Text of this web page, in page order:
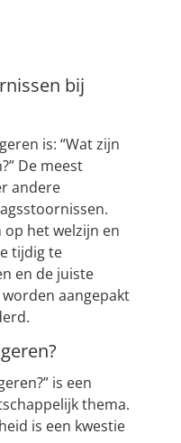
bij
is: “Wat zijn
De meest
andere
het welzijn en
tijdig te
en de juiste
aangepakt
is een
thema.
is een kwestie